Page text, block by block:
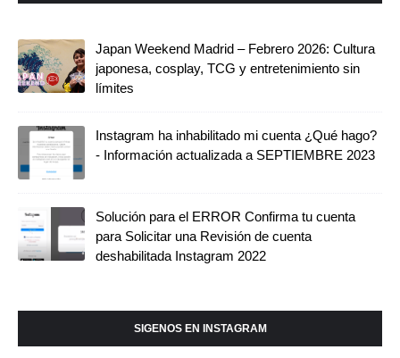
Japan Weekend Madrid – Febrero 2026: Cultura
japonesa, cosplay, TCG y entretenimiento sin
límites
Instagram ha inhabilitado mi cuenta ¿Qué hago?
- Información actualizada a SEPTIEMBRE 2023
Solución para el ERROR Confirma tu cuenta
para Solicitar una Revisión de cuenta
deshabilitada Instagram 2022
SIGENOS EN INSTAGRAM